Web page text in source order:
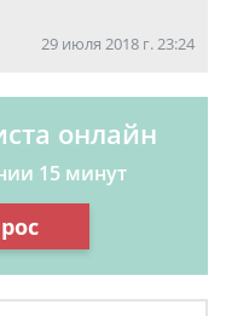
29 июля 2018 г. 23:24
онлайн
15 минут